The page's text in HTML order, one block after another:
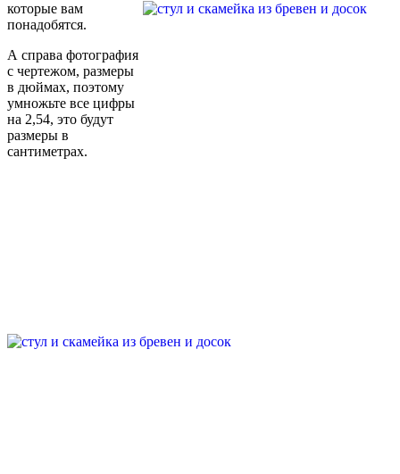
которые вам
понадобятся.
А справа фотография
с чертежом, размеры
в дюймах, поэтому
умножьте все цифры
на 2,54, это будут
размеры в
сантиметрах.